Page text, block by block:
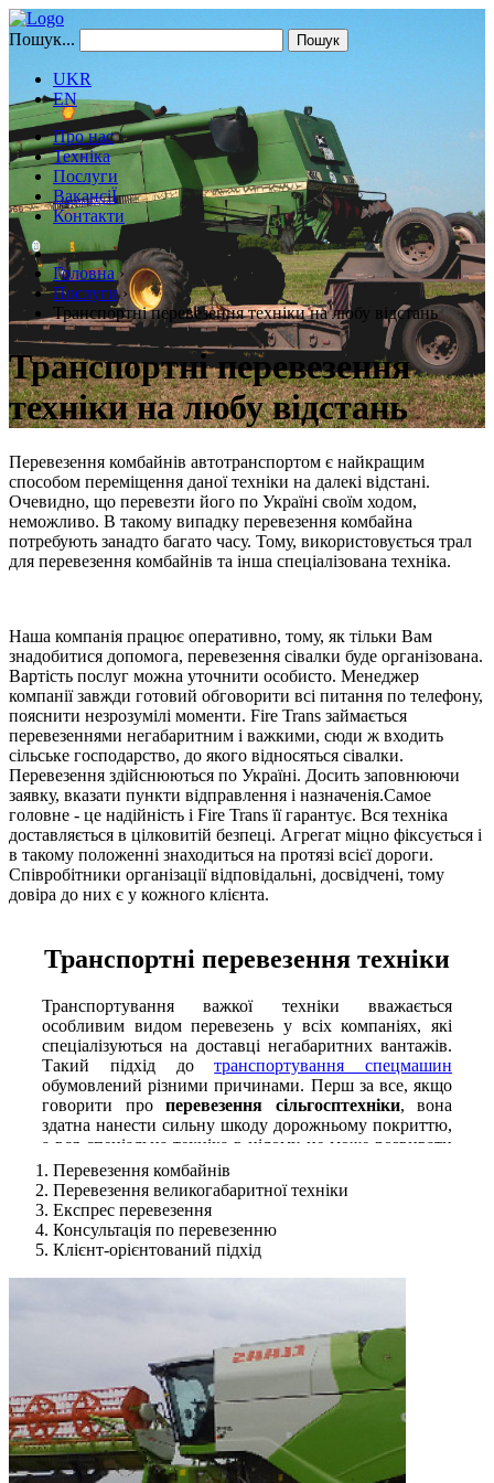
Пошук... Пошук
UKR
EN
Про нас
Техніка
Послуги
ВакансіЇ
Контакти
Головна ›
Послуги ›
Транспортні перевезення техніки на любу відстань
Транспортні перевезення
техніки на любу відстань
Перевезення комбайнів автотранспортом є найкращим
способом переміщення даної техніки на далекі відстані.
Очевидно, що перевезти його по Україні своїм ходом,
неможливо. В такому випадку перевезення комбайна
потребують занадто багато часу. Тому, використовується трал
для перевезення комбайнів та інша спеціалізована техніка.
Наша компанія працює оперативно, тому, як тільки Вам
знадобитися допомога, перевезення сівалки буде організована.
Вартість послуг можна уточнити особисто. Менеджер
компанії завжди готовий обговорити всі питання по телефону,
пояснити незрозумілі моменти. Fire Trans займається
перевезеннями негабаритним і важкими, сюди ж входить
сільське господарство, до якого відносяться сівалки.
Перевезення здійснюються по Україні. Досить заповнюючи
заявку, вказати пункти відправлення і назначенія.Самое
головне - це надійність і Fire Trans її гарантує. Вся техніка
доставляється в цілковитій безпеці. Агрегат міцно фіксується і
в такому положенні знаходиться на протязі всієї дороги.
Співробітники організації відповідальні, досвідчені, тому
довіра до них є у кожного клієнта.
Транспортні перевезення техніки
Транспортування важкої техніки вважається
особливим видом перевезень у всіх компаніях, які
спеціалізуються на доставці негабаритних вантажів.
Такий підхід дотранспортування спецмашин
обумовлений різними причинами. Перш за все, якщо
говорити про перевезення сільгосптехніки, вона
здатна нанести сильну шкоду дорожньому покриттю,
а вся спеціальна техніка в цілому не може розвивати
велику швидкість, тому займає дуже багато місця на
дорозі і відповідно її краще перевезти допомогою
спеціального вантажного транспорту.
Особливості перевезення техніки
Розробку маршруту повинен проводити
кваліфікований логіст. Який напевно буде знати
по яких трасах і мостах можна буде їхати
максимально безпечно.
Здійснювати перевезення повинен тільки
досвідчений водій, який знає напевно, під яким
кутом варто входити в поворот, яку швидкість
Перевезення комбайнів
Перевезення великогабаритної техніки
Експрес перевезення
Консультація по перевезенню
Клієнт-орієнтований підхід